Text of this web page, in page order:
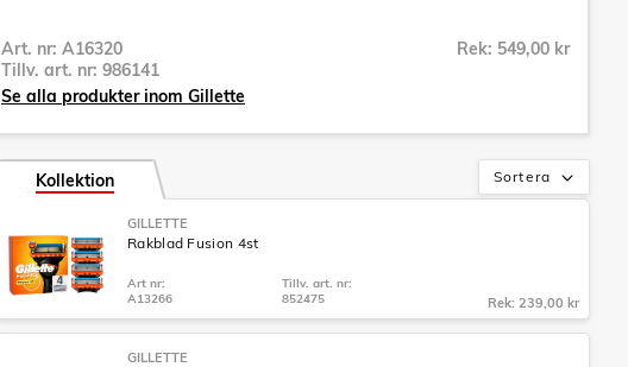
Art. nr: A16320
Tillv. art. nr: 986141
Rek: 549,00 kr
Se alla produkter inom Gillette
Sortera
Kollektion
GILLETTE
Rakblad Fusion 4st
Art nr:
A13266
Tillv. art. nr:
852475
Rek: 239,00 kr
GILLETTE